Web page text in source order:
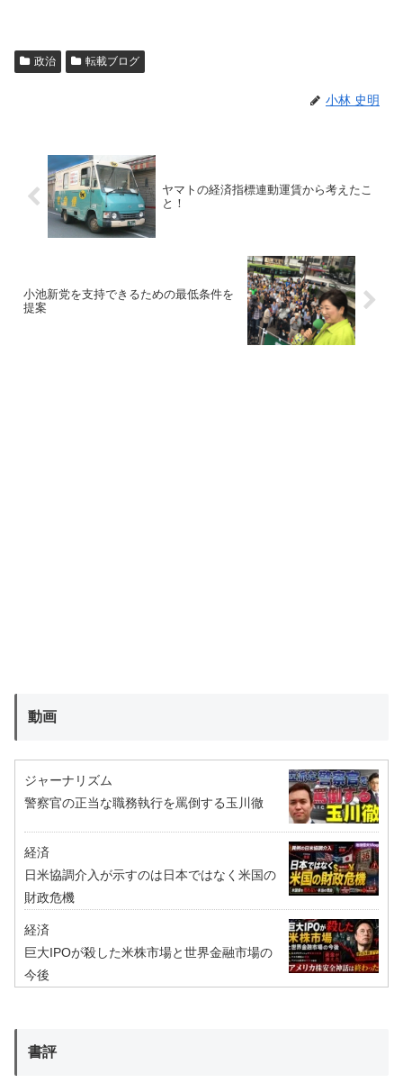
政治 転載ブログ
小林 史明
ヤマトの経済指標連動運賃から考えたこ
と！
小池新党を支持できるための最低条件を
提案
動画
ジャーナリズム
警察官の正当な職務執行を罵倒する玉川徹
経済
日米協調介入が示すのは日本ではなく米国の
財政危機
経済
巨大IPOが殺した米株市場と世界金融市場の
今後
書評